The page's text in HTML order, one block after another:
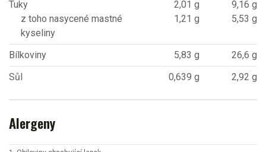
Tuky
z toho nasycené mastné
kyseliny
2,01 g
1,21 g
9,16 g
5,53 g
Bílkoviny 5,83 g
26,6 g
Sůl
0,639 g 2,92 g
Alergeny